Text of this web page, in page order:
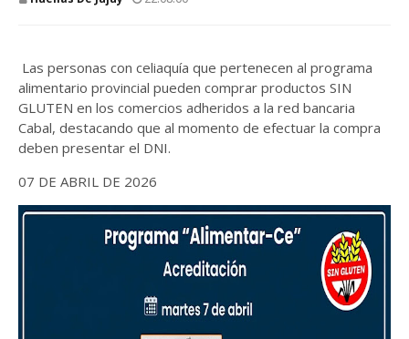
Las personas con celiaquía que pertenecen al programa
alimentario provincial pueden comprar productos SIN
GLUTEN en los comercios adheridos a la red bancaria
Cabal, destacando que al momento de efectuar la compra
deben presentar el DNI.
07 DE ABRIL DE 2026